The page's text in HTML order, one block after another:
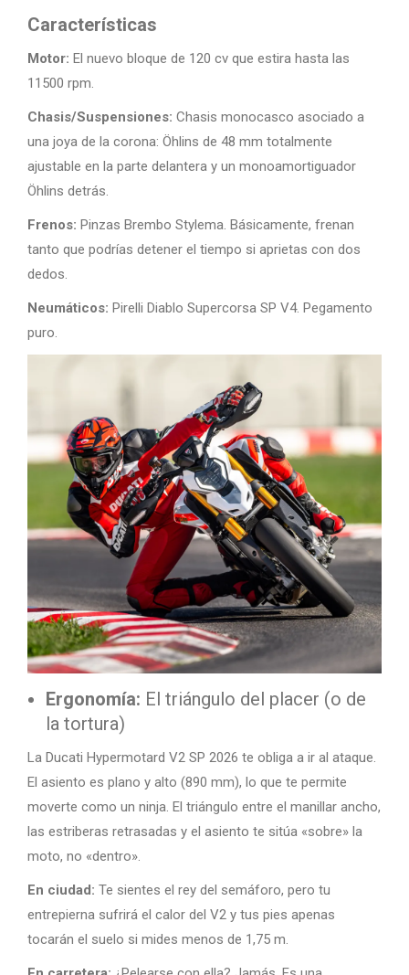
Características
Motor: El nuevo bloque de 120 cv que estira hasta las
11500 rpm.
Chasis/Suspensiones: Chasis monocasco asociado a
una joya de la corona: Öhlins de 48 mm totalmente
ajustable en la parte delantera y un monoamortiguador
Öhlins detrás.
Frenos: Pinzas Brembo Stylema. Básicamente, frenan
tanto que podrías detener el tiempo si aprietas con dos
dedos.
Neumáticos: Pirelli Diablo Supercorsa SP V4. Pegamento
puro.
Ergonomía: El triángulo del placer (o de
la tortura)
La Ducati Hypermotard V2 SP 2026 te obliga a ir al ataque.
El asiento es plano y alto (890 mm), lo que te permite
moverte como un ninja. El triángulo entre el manillar ancho,
las estriberas retrasadas y el asiento te sitúa «sobre» la
moto, no «dentro».
En ciudad: Te sientes el rey del semáforo, pero tu
entrepierna sufrirá el calor del V2 y tus pies apenas
tocarán el suelo si mides menos de 1,75 m.